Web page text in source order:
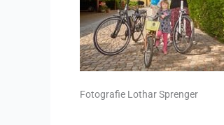
Fotografie Lothar Sprenger